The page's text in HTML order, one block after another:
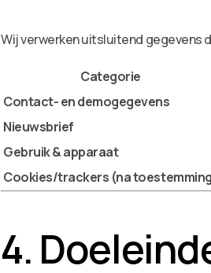
Wij verwerken uitsluitend gegevens
Categorie
Contact- en demogegevens
Nieuwsbrief
Gebruik & apparaat
Cookies/trackers (na
4.